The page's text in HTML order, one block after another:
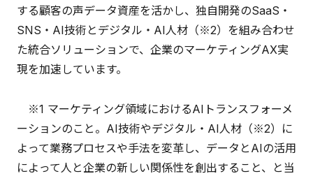
する顧客の声データ資産を活かし、独自開発のSaaS・
SNS・AI技術とデジタル・AI人材（※2）を組み合わせ
た統合ソリューションで、企業のマーケティングAX実
現を加速しています。
※1 マーケティング領域におけるAIトランスフォーメ
ーションのこと。AI技術やデジタル・AI人材（※2）に
よって業務プロセスや手法を変革し、データとAIの活用
によって人と企業の新しい関係性を創出すること、と当